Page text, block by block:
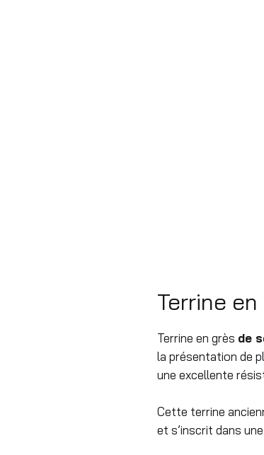
Terrine
Terrine en grès de
la présentation de
une excellente
Cette terrine
et s’inscrit dans